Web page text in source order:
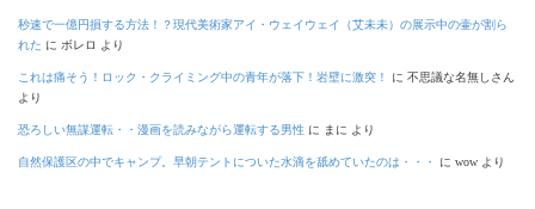
秒速で一億円損する方法！？現代美術家アイ・ウェイウェイ（艾未未）の展示中の壷が割ら
れた に ボレロ より
これは痛そう！ロック・クライミング中の青年が落下！岩壁に激突！ に 不思議な名無しさん
より
恐ろしい無謀運転・・漫画を読みながら運転する男性 に まに より
自然保護区の中でキャンプ。早朝テントについた水滴を舐めていたのは・・・ に wow より